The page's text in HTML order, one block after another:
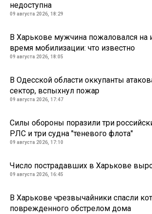
недоступна
09 августа 2026, 18:29
В Харькове мужчина пожаловался на
время мобилизации: что известно
09 августа 2026, 18:05
В Одесской области оккупанты
сектор, вспыхнул пожар
09 августа 2026, 17:47
Силы обороны поразили три
РЛС и три судна "теневого флота"
09 августа 2026, 17:10
Число пострадавших в Харькове
09 августа 2026, 16:45
В Харькове чрезвычайники спасли
поврежденного обстрелом дома